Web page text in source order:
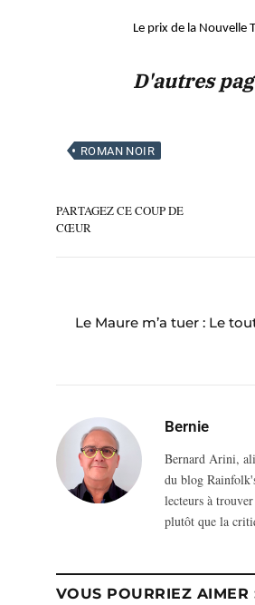
Le prix de la Nouvelle
D'autres
ROMAN NOIR
PARTAGEZ CE COUP DE
CŒUR
Le Maure m’a tuer : Le
Bernie
Bernard Arini,
du blog
lecteurs à
plutôt que la
VOUS POURRIEZ AIMER